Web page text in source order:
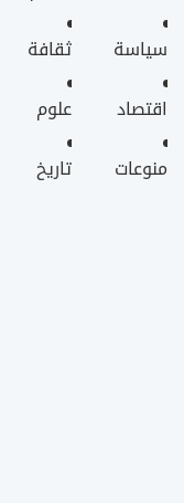
سياسة
اقتصاد
منوعات
ثقافة
علوم
تاريخ